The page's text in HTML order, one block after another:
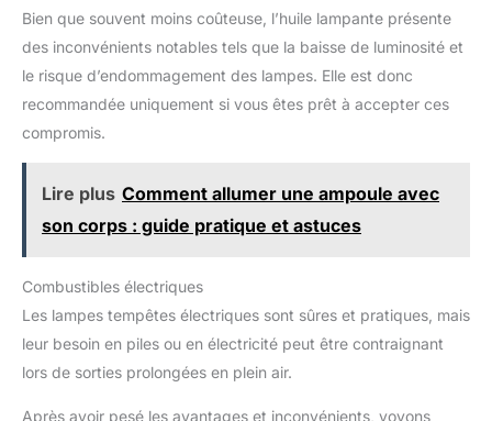
Bien que souvent moins coûteuse, l’huile lampante présente
des inconvénients notables tels que la baisse de luminosité et
le risque d’endommagement des lampes. Elle est donc
recommandée uniquement si vous êtes prêt à accepter ces
compromis.
Lire plus Comment allumer une ampoule avec
son corps : guide pratique et astuces
Combustibles électriques
Les lampes tempêtes électriques sont sûres et pratiques, mais
leur besoin en piles ou en électricité peut être contraignant
lors de sorties prolongées en plein air.
Après avoir pesé les avantages et inconvénients, voyons